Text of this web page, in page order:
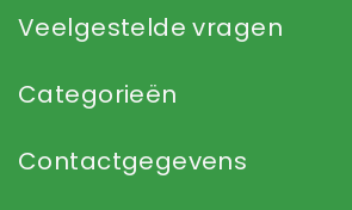
Veelgestelde vragen
Categorieën
Contactgegevens